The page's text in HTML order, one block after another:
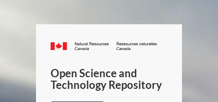
Canada.ca
/
Canada
Open Science and
Technology Repository